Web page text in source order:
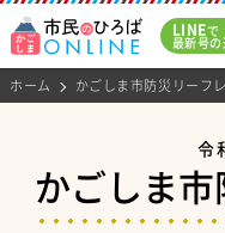
LINEで
最新号の
ホーム かごしま市防災リーフ
令
かごしま